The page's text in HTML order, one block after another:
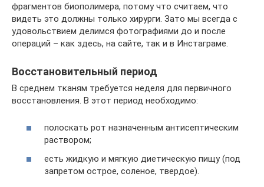
фрагментов биополимера, потому что считаем, что
видеть это должны только хирурги. Зато мы всегда с
удовольствием делимся фотографиями до и после
операций – как здесь, на сайте, так и в Инстаграме.
Восстановительный период
В среднем тканям требуется неделя для первичного
восстановления. В этот период необходимо:
полоскать рот назначенным антисептическим
раствором;
есть жидкую и мягкую диетическую пищу (под
запретом острое, соленое, твердое).